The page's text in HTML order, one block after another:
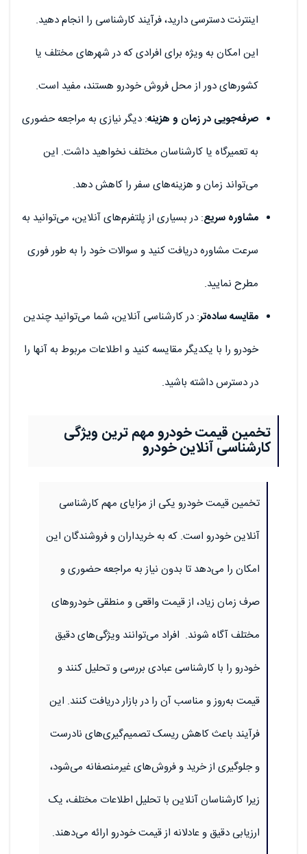
اینترنت دسترسی دارید، فرآیند کارشناسی را انجام دهید.
این امکان به ویژه برای افرادی که در شهرهای مختلف یا
کشورهای دور از محل فروش خودرو هستند، مفید است.
صرفه‌جویی در زمان و هزینه: دیگر نیازی به مراجعه حضوری
به تعمیرگاه یا کارشناسان مختلف نخواهید داشت. این
می‌تواند زمان و هزینه‌های سفر را کاهش دهد.
مشاوره سریع: در بسیاری از پلتفرم‌های آنلاین، می‌توانید به
سرعت مشاوره دریافت کنید و سوالات خود را به طور فوری
مطرح نمایید.
مقایسه ساده‌تر: در کارشناسی آنلاین، شما می‌توانید چندین
خودرو را با یکدیگر مقایسه کنید و اطلاعات مربوط به آنها را
در دسترس داشته باشید.
تخمین قیمت خودرو مهم ترین ویژگی
کارشناسی آنلاین خودرو
تخمین قیمت خودرو یکی از مزایای مهم کارشناسی
آنلاین خودرو است. که به خریداران و فروشندگان این
امکان را می‌دهد تا بدون نیاز به مراجعه حضوری و
صرف زمان زیاد، از قیمت واقعی و منطقی خودروهای
مختلف آگاه شوند. افراد می‌توانند ویژگی‌های دقیق
خودرو را با کارشناسی عبادی بررسی و تحلیل کنند و
قیمت به‌روز و مناسب آن را در بازار دریافت کنند. این
فرآیند باعث کاهش ریسک تصمیم‌گیری‌های نادرست
و جلوگیری از خرید و فروش‌های غیرمنصفانه می‌شود،
زیرا کارشناسان آنلاین با تحلیل اطلاعات مختلف، یک
ارزیابی دقیق و عادلانه از قیمت خودرو ارائه می‌دهند.